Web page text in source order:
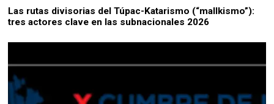
Las rutas divisorias del Túpac-Katarismo (“mallkismo”):
tres actores clave en las subnacionales 2026